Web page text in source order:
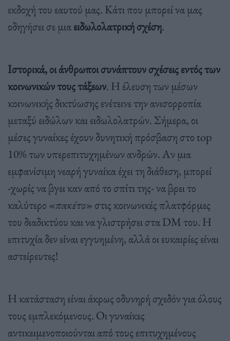
εκδοχή του εαυτού μας. Κάτι που μπορεί να μας
οδηγήσει σε μιαειδωλολατρική σχέση.
Ιστορικά, οι άνθρωποι συνάπτουν σχέσεις εντός των
κοινωνικών τους τάξεων. Η έλευση των μέσων
κοινωνικής δικτύωσης ενέτεινε την ανισορροπία
μεταξύ ειδώλων και ειδωλολατρών. Σήμερα, οι
μέσες γυναίκες έχουν δυνητική πρόσβαση στο top
10% των υπερεπιτυχημένων ανδρών. Αν μια
εμφανίσιμη νεαρή γυναίκα έχει τη διάθεση, μπορεί
-χωρίς να βγει καν από το σπίτι της- να βρει το
καλύτερο «πακέτο» στις κοινωνικές πλατφόρμες
του διαδικτύου και να γλιστρήσει στα DM του. Η
επιτυχία δεν είναι εγγυημένη, αλλά οι ευκαιρίες είναι
αστείρευτες!
Η κατάσταση είναι άκρως οδυνηρή σχεδόν για όλους
τους εμπλεκόμενους. Οι γυναίκες
αντικειμενοποιούνται από τους επιτυχημένους